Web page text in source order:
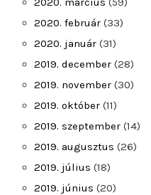
2020. február (33)
2020. január (31)
2019. december (28)
2019. november (30)
2019. október (11)
2019. szeptember (14)
2019. augusztus (26)
2019. július (18)
2019. június (20)